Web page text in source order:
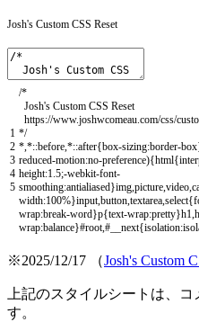
Josh's Custom CSS Reset
1
2
3
4
5
/*
Josh's Custom CSS Reset
https://www.joshwcomeau.com/css/
*/
* *::before *::after{box-sizing:border-box
reduced-motion:no-preference){html{
height:1.5;-webkit-font-
smoothing:antialiased}img picture video
width:100%}input button textarea select{
wrap:break-word}p{text-wrap:pretty}h1
wrap:balance}
※2025/12/17 （Josh's Custom
上記のスタイルシートは、
す。